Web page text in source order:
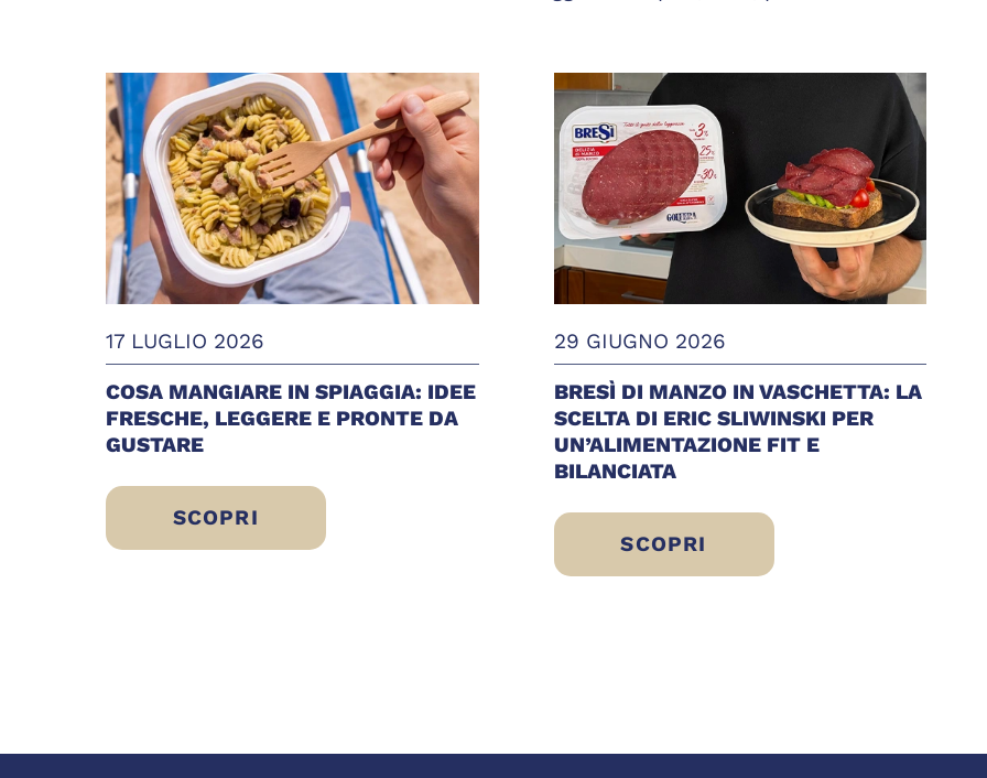
17 LUGLIO 2026
COSA MANGIARE IN SPIAGGIA: IDEE
FRESCHE, LEGGERE E PRONTE DA
GUSTARE
SCOPRI
COSA MANGIARE IN SPIAGGIA: IDEE FRESCHE, LEGGERE E PRONTE DA
29 GIUGNO 2026
BRESÌ DI MANZO IN VASCHETTA: LA
SCELTA DI ERIC SLIWINSKI PER
UN’ALIMENTAZIONE FIT E
BILANCIATA
SCOPRI
BRESÌ DI MANZO IN VASCHETTA: